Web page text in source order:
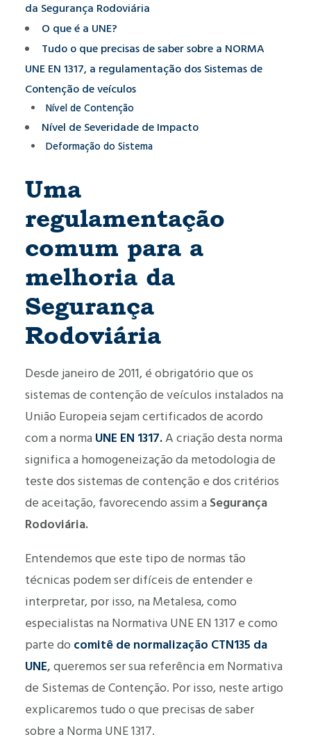
da Segurança Rodoviária
O que é a UNE?
Tudo o que precisas de saber sobre a NORMA
UNE EN 1317, a regulamentação dos Sistemas de
Contenção de veículos
Nível de Contenção
Nível de Severidade de Impacto
Deformação do Sistema
Uma
regulamentação
comum para a
melhoria da
Segurança
Rodoviária
Desde janeiro de 2011, é obrigatório que os
sistemas de contenção de veículos instalados na
União Europeia sejam certificados de acordo
com a norma UNE EN 1317.A criação desta norma
significa a homogeneização da metodologia de
teste dos sistemas de contenção e dos critérios
de aceitação, favorecendo assim a Segurança
Rodoviária.
Entendemos que este tipo de normas tão
técnicas podem ser difíceis de entender e
interpretar, por isso, na Metalesa, como
especialistas na Normativa UNE EN 1317 e como
parte do comitê de normalização CTN135 da
UNE, queremos ser sua referência em Normativa
de Sistemas de Contenção. Por isso, neste artigo
explicaremos tudo o que precisas de saber
sobre a Norma UNE 1317.